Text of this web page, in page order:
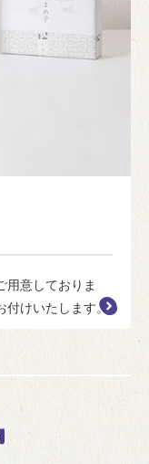
用意しておりま
付けいたします。